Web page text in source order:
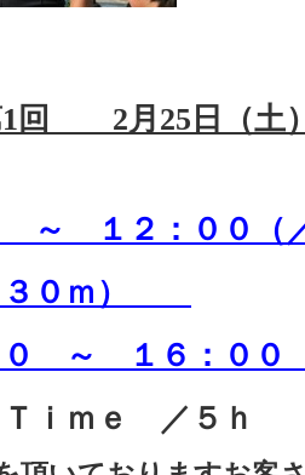
回 2月25日（土）
～ １２：００
３０ｍ）
～ １６：００（
ｉｍｅ ／５ｈ